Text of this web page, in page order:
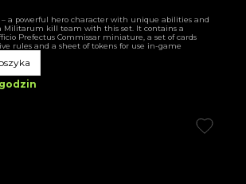
a powerful hero character with unique abilities and
Militarum kill team with this set. It contains a
Prefectus Commissar miniature, a set of cards
rules and a sheet of tokens for use in-game